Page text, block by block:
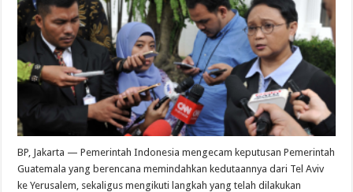
BP, Jakarta — Pemerintah Indonesia mengecam keputusan Pemerintah
Guatemala yang berencana memindahkan kedutaannya dari Tel Aviv
ke Yerusalem, sekaligus mengikuti langkah yang telah dilakukan